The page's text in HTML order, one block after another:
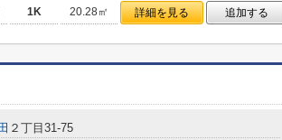
1K 20.28㎡ 詳細を見る 追加する
２丁目31-75